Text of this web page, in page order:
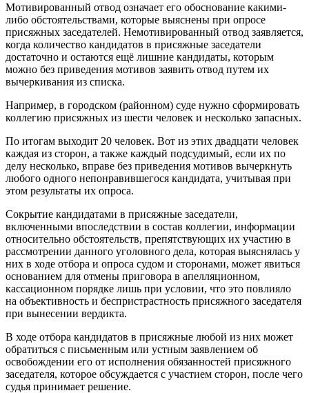
Мотивированный отвод означает его обоснование какими-
либо обстоятельствами, которые выяснены при опросе
присяжных заседателей. Немотивированный отвод заявляется,
когда количество кандидатов в присяжные заседатели
достаточно и остаются ещё лишние кандидаты, которым
можно без приведения мотивов заявить отвод путем их
вычеркивания из списка.
Например, в городском (районном) суде нужно сформировать
коллегию присяжных из шести человек и несколько запасных.
По итогам выходит 20 человек. Вот из этих двадцати человек
каждая из сторон, а также каждый подсудимый, если их по
делу несколько, вправе без приведения мотивов вычеркнуть
любого одного непонравившегося кандидата, учитывая при
этом результаты их опроса.
Сокрытие кандидатами в присяжные заседатели,
включенными впоследствии в состав коллегии, информации
относительно обстоятельств, препятствующих их участию в
рассмотрении данного уголовного дела, которая выяснялась у
них в ходе отбора и опроса судом и сторонами, может явиться
основанием для отмены приговора в апелляционном,
кассационном порядке лишь при условии, что это повлияло
на объективность и беспристрастность присяжного заседателя
при вынесении вердикта.
В ходе отбора кандидатов в присяжные любой из них может
обратиться с письменным или устным заявлением об
освобождении его от исполнения обязанностей присяжного
заседателя, которое обсуждается с участием сторон, после чего
судья принимает решение.